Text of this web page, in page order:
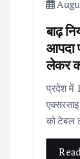
बाढ़
आपदा
लेकर
प्रदेश में
को टेबल